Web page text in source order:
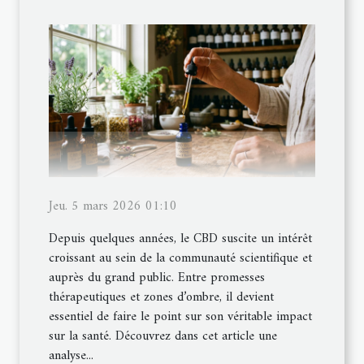
Jeu. 5 mars 2026 01:10
Depuis quelques années, le CBD suscite un intérêt
croissant au sein de la communauté scientifique et
auprès du grand public. Entre promesses
thérapeutiques et zones d’ombre, il devient
essentiel de faire le point sur son véritable impact
sur la santé. Découvrez dans cet article une
analyse...